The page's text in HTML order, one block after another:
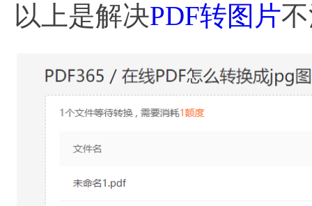
以上是解决PDF转图片